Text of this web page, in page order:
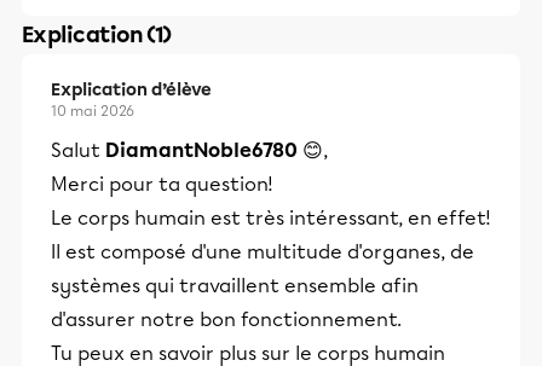
Explication (1)
Explication d’élève
10 mai 2026
Salut DiamantNoble6780 😊,
Merci pour ta question!
Le corps humain est très intéressant, en effet!
Il est composé d'une multitude d'organes, de
systèmes qui travaillent ensemble afin
d'assurer notre bon fonctionnement.
Tu peux en savoir plus sur le corps humain